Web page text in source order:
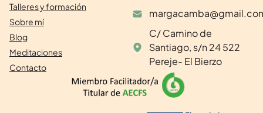
Talleres y formación
Sobre mí
Blog
Meditaciones
Contacto
C/ Camino de
Santiago, s/n 24 522
Pereje- El Bierzo